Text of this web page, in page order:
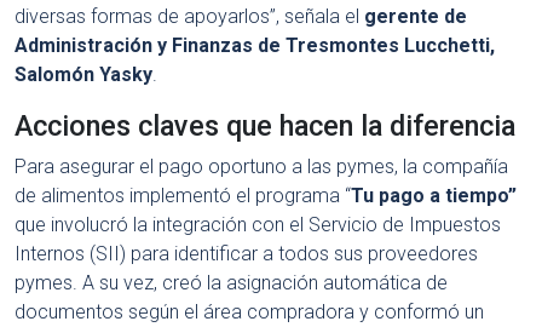
diversas formas de apoyarlos”, señala el gerente de
Administración y Finanzas de Tresmontes Lucchetti,
Salomón Yasky.
Acciones claves que hacen la diferencia
Para asegurar el pago oportuno a las pymes, la compañía
de alimentos implementó el programa “Tu pago a tiempo”
que involucró la integración con el Servicio de Impuestos
Internos (SII) para identificar a todos sus proveedores
pymes. A su vez, creó la asignación automática de
documentos según el área compradora y conformó un